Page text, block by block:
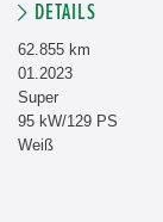
DETAILS
62.855 km
01.2023
Super
95 kW/129 PS
Weiß